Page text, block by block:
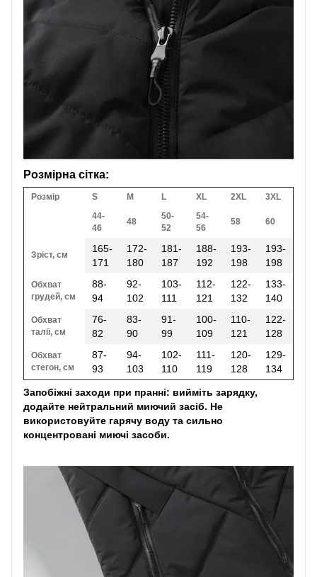
Розмірна сітка:
Розмір S M L XL 2XL
3XL
44-
46
48
50-
52
54-
56
58 60
Зріст, см
165-
171
172-
180
181-
187
188-
192
193-
198
193-
198
Обхват
грудей, см
88-
94
92-
102
103-
111
112-
121
122-
132
133-
140
Обхват
талії, см
76-
82
83-
90
91-
99
100-
109
110-
121
122-
128
Обхват
стегон, см
87-
93
94-
103
102-
110
111-
119
120-
128
129-
134
Запобіжні заходи при пранні: вийміть зарядку,
додайте нейтральний миючий засіб. Не
використовуйте гарячу воду та сильно
концентровані миючі засоби.